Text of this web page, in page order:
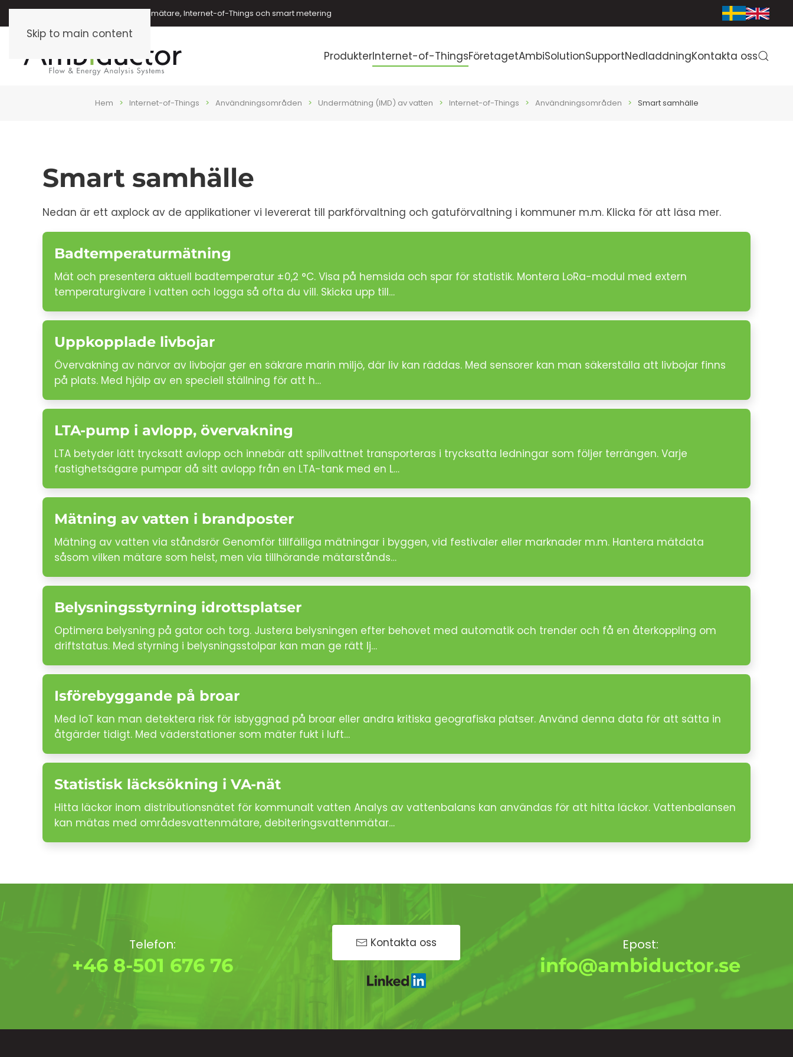
Skip to main content
Energimätare, vattenmätare, oljemätare, Internet-of-Things och smart metering
ProdukterInternet-of-ThingsFöretagetAmbiSolutionSupportNedladdningKontakta oss
Hem Internet-of-Things Användningsområden Undermätning (IMD) av vatten Internet-of-Things Användningsområden Smart samhälle
Smart samhälle
Nedan är ett axplock av de applikationer vi levererat till parkförvaltning och gatuförvaltning i kommuner m.m. Klicka för att läsa mer.
Badtemperaturmätning
Mät och presentera aktuell badtemperatur ±0,2 °C. Visa på hemsida och spar för statistik. Montera LoRa-modul med extern
temperaturgivare i vatten och logga så ofta du vill. Skicka upp till…
Uppkopplade livbojar
Övervakning av närvor av livbojar ger en säkrare marin miljö, där liv kan räddas. Med sensorer kan man säkerställa att livbojar finns
på plats. Med hjälp av en speciell ställning för att h…
LTA-pump i avlopp, övervakning
LTA betyder lätt trycksatt avlopp och innebär att spillvattnet transporteras i trycksatta ledningar som följer terrängen. Varje
fastighetsägare pumpar då sitt avlopp från en LTA-tank med en L…
Mätning av vatten i brandposter
Mätning av vatten via ståndsrör Genomför tillfälliga mätningar i byggen, vid festivaler eller marknader m.m. Hantera mätdata
såsom vilken mätare som helst, men via tillhörande mätarstånds…
Belysningsstyrning idrottsplatser
Optimera belysning på gator och torg. Justera belysningen efter behovet med automatik och trender och få en återkoppling om
driftstatus. Med styrning i belysningsstolpar kan man ge rätt lj…
Isförebyggande på broar
Med IoT kan man detektera risk för isbyggnad på broar eller andra kritiska geografiska platser. Använd denna data för att sätta in
åtgärder tidigt. Med väderstationer som mäter fukt i luft…
Statistisk läcksökning i VA-nät
Hitta läckor inom distributionsnätet för kommunalt vatten Analys av vattenbalans kan användas för att hitta läckor. Vattenbalansen
kan mätas med områdesvattenmätare, debiteringsvattenmätar…
Telefon:
+46 8-501 676 76
Kontakta oss Epost:
info@ambiductor.se